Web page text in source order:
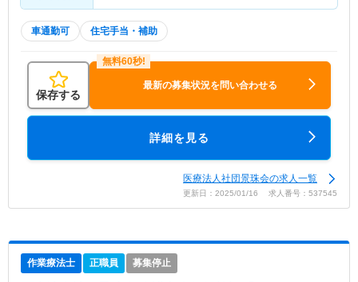
車通勤可 住宅手当・補助
保存する
最新の募集状況を問い合わせる
詳細を見る
医療法人社団景珠会の求人一覧
更新日：2025/01/16 求人番号：537545
作業療法士 正職員 募集停止